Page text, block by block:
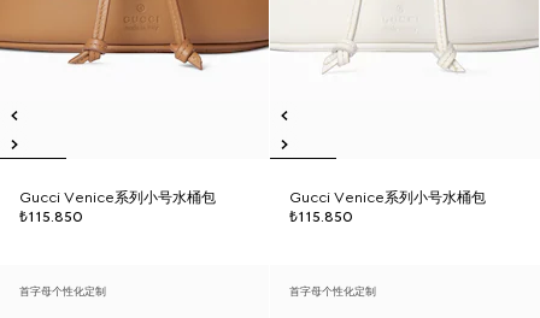
Gucci Venice系列小号水桶包
₺115.850
Gucci Venice系列小号水桶包
₺115.850
首字母个性化定制 首字母个性化定制